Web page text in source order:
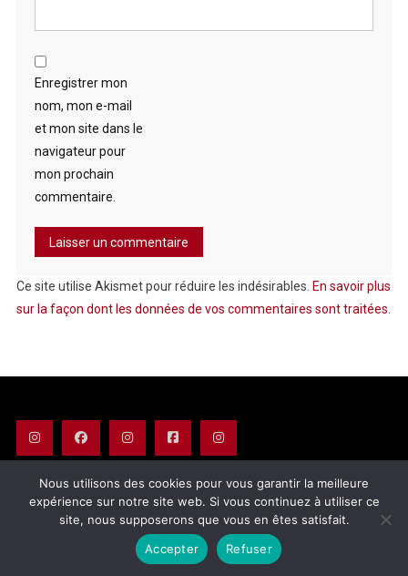
Enregistrer mon
nom, mon e-mail
et mon site dans le
navigateur pour
mon prochain
commentaire.
Ce site utilise Akismet pour réduire les indésirables. En savoir plus
sur la façon dont les données de vos commentaires sont traitées.
© 2025 LetStras Copyright - All rights reserved - Avec l'aide de Touch-
arts.com|Theme: News Portal byMystery Themes.
Mentions légales
Politique de confidentialité
CGU
Nous utilisons des cookies pour vous garantir la meilleure
expérience sur notre site web. Si vous continuez à utiliser ce
site, nous supposerons que vous en êtes satisfait.
Accepter
Refuser